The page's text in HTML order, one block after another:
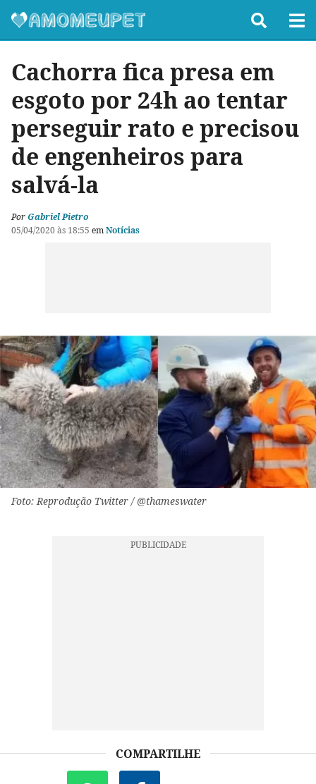
Cachorra fica presa em
esgoto por 24h ao tentar
perseguir rato e precisou
de engenheiros para
salvá-la
PorGabriel Pietro
05/04/2020 às 18:55 emNotícias
Foto: Reprodução Twitter / @thameswater
COMPARTILHE